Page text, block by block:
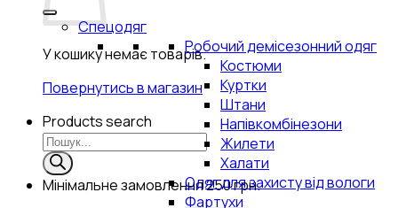
У кошику немає товарів.
Повернутись в магазин
Products search
Мінімальне замовлення250 грн.
Спецодяг
Робочий демісезонний одяг
Костюми
Куртки
Штани
Напівкомбінезони
Жилети
Халати
Одяг для захисту від вологи
Фартухи